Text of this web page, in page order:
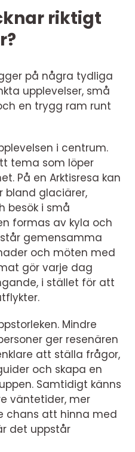
riktigt
på några tydliga
upplevelser, små
en trygg ram runt
i centrum.
tema som löper
På en Arktisresa kan
bland glaciärer,
besök i små
formas av kyla och
gemensamma
och möten med
gör varje dag
i stället för att
Mindre
ger resenären
att ställa frågor,
och skapa en
Samtidigt känns
väntetider, mer
chans att hinna med
det uppstår